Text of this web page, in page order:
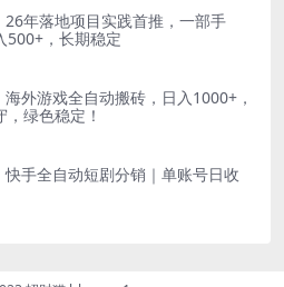
26年落地项目实践首推，一部手
500+，长期稳定
海外游戏全自动搬砖，日入1000+，
绿色稳定！
快手全自动短剧分销｜单账号日收